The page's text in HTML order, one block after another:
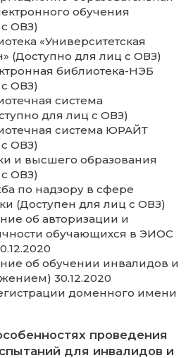
жилых
интернате
организации
платы за
общежитии
организации
организации
специальных
образования
лицами с
возможностями
числе: